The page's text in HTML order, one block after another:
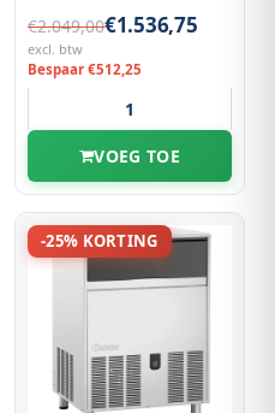
€2.049,00€1.536,75
excl. btw
Bespaar €512,25
VOEG TOE
-25% KORTING